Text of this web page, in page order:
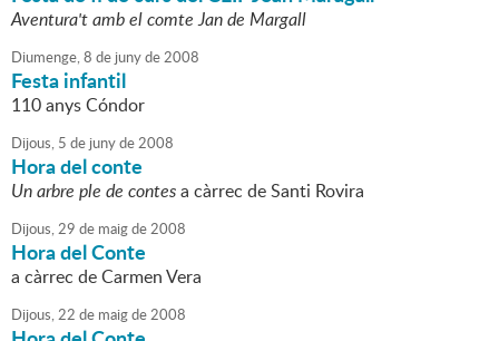
Aventura't amb el comte Jan de Margall
Diumenge,8 de junyde2008
Festa infantil
110 anys Cóndor
Dijous, 5 de junyde2008
Hora del conte
Un arbre ple de contesa càrrec de Santi Rovira
Dijous,29 de maigde2008
Hora del Conte
a càrrec de Carmen Vera
Dijous,22 de maigde2008